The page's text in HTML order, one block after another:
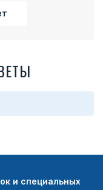
и специальных